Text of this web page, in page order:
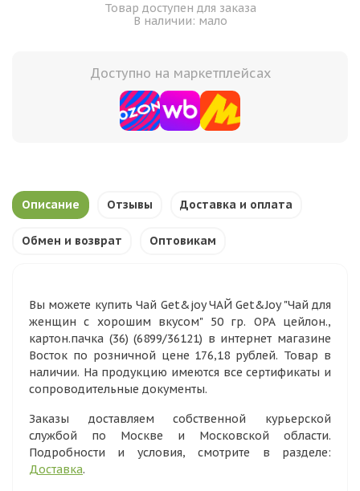
Товар доступен для заказа
В наличии: мало
Доступно на маркетплейсах
Описание Отзывы Доставка и оплата
Обмен и возврат Оптовикам
Вы можете купить Чай Get&joy ЧАЙ Get&Joy "Чай для
женщин с хорошим вкусом" 50 гр. ОРА цейлон.,
картон.пачка (36) (6899/36121) в интернет магазине
Восток по розничной цене 176,18 рублей. Товар в
наличии. На продукцию имеются все сертификаты и
сопроводительные документы.
Заказы доставляем собственной курьерской
службой по Москве и Московской области.
Подробности и условия, смотрите в разделе:
Доставка.